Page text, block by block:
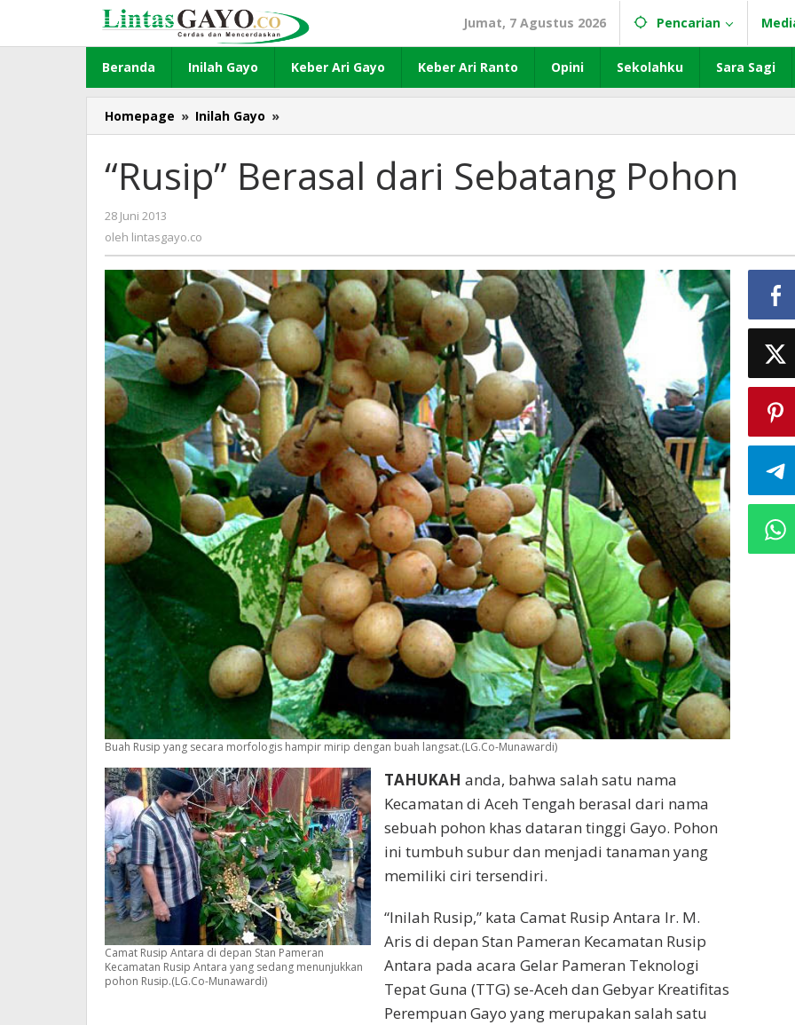
konten
Jumat, 7 Agustus 2026 Pencarian
Beranda Inilah Gayo Keber Ari Gayo Keber Ari Ranto Opini Sekolahku Sara Sagi
Homepage » Inilah Gayo »
Berasal
Sebatang
Pohon
“Rusip” Berasal dari Sebatang Pohon
28 Juni 2013
lintasgayo.co
oleh lintasgayo.co
Buah Rusip yang secara morfologis hampir mirip dengan buah langsat.(LG.Co-Munawardi)
Camat Rusip Antara di depan Stan Pameran
Kecamatan Rusip Antara yang sedang menunjukkan
pohon Rusip.(LG.Co-Munawardi)
TAHUKAH anda, bahwa salah satu nama
Kecamatan di Aceh Tengah berasal dari nama
sebuah pohon khas dataran tinggi Gayo. Pohon
ini tumbuh subur dan menjadi tanaman yang
memiliki ciri tersendiri.
“Inilah Rusip,” kata Camat Rusip Antara Ir. M.
Aris di depan Stan Pameran Kecamatan Rusip
Antara pada acara Gelar Pameran Teknologi
Tepat Guna (TTG) se-Aceh dan Gebyar Kreatifitas
Perempuan Gayo yang merupakan salah satu